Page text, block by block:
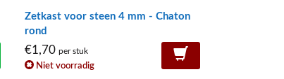
Zetkast voor steen 4 mm - Chaton
rond
€1,70per stuk
Niet voorradig